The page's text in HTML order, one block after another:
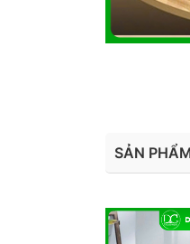
SẢN